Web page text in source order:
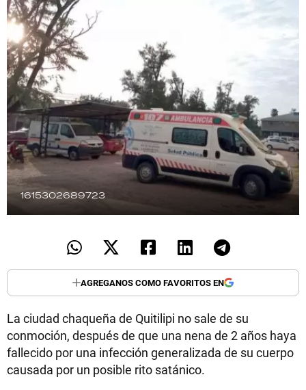
1615302689723
AGREGANOS COMO FAVORITOS EN
La ciudad chaqueña de Quitilipi no sale de su
conmoción, después de que una nena de 2 años haya
fallecido por una infección generalizada de su cuerpo
causada por un posible rito satánico.
RECETAS
PALABRAS
HORÓSCOPO
Seguinos